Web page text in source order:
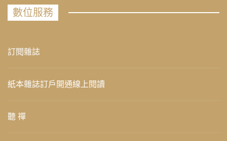
數位服務
訂閱雜誌
紙本雜誌訂戶開通線上閱讀
聽 禪